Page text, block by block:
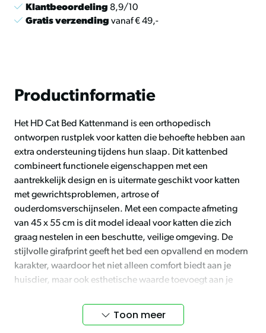
Klantbeoordeling 8,9/10
Gratis verzending vanaf € 49,-
Productinformatie
Het HD Cat Bed Kattenmand is een orthopedisch
ontworpen rustplek voor katten die behoefte hebben aan
extra ondersteuning tijdens hun slaap. Dit kattenbed
combineert functionele eigenschappen met een
aantrekkelijk design en is uitermate geschikt voor katten
met gewrichtsproblemen, artrose of
ouderdomsverschijnselen. Met een compacte afmeting
van 45 x 55 cm is dit model ideaal voor katten die zich
graag nestelen in een beschutte, veilige omgeving. De
stijlvolle girafprint geeft het bed een opvallend en modern
karakter, waardoor het niet alleen comfort biedt aan je
huisdier, maar ook esthetische waarde toevoegt aan je
neem dan een kijkje bij de selectie van
kattenmanden
Toon meer